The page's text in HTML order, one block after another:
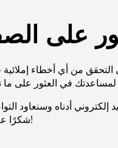
على
من أي أخطاء
أدناه وسنعاود
شكرًا على صبرك!